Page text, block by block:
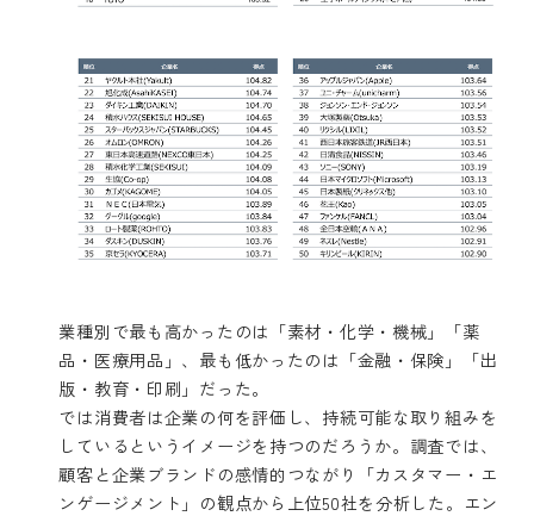
業種別で最も高かったのは「素材・化学・機械」「薬
品・医療用品」、最も低かったのは「金融・保険」「出
版・教育・印刷」だった。
では消費者は企業の何を評価し、持続可能な取り組みを
しているというイメージを持つのだろうか。調査では、
顧客と企業ブランドの感情的つながり「カスタマー・エ
ンゲージメント」の観点から上位50社を分析した。エン